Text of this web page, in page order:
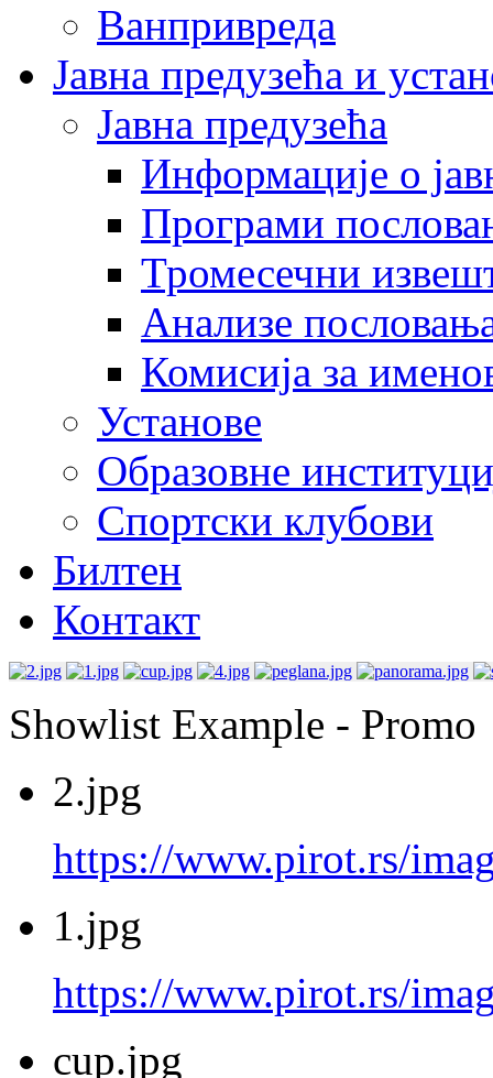
Ванпривреда
Јавна предузећа и
Јавна предузећа
Информације о
Програми
Тромесечни
Анализе
Комисија за
Установе
Образовне
Спортски клубови
Билтен
Контакт
Showlist Example - Promo
2.jpg
https://www.pirot.rs/
1.jpg
https://www.pirot.rs/
cup.jpg